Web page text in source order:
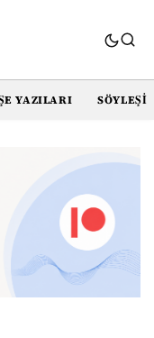
YAZILARI SÖYLEŞI